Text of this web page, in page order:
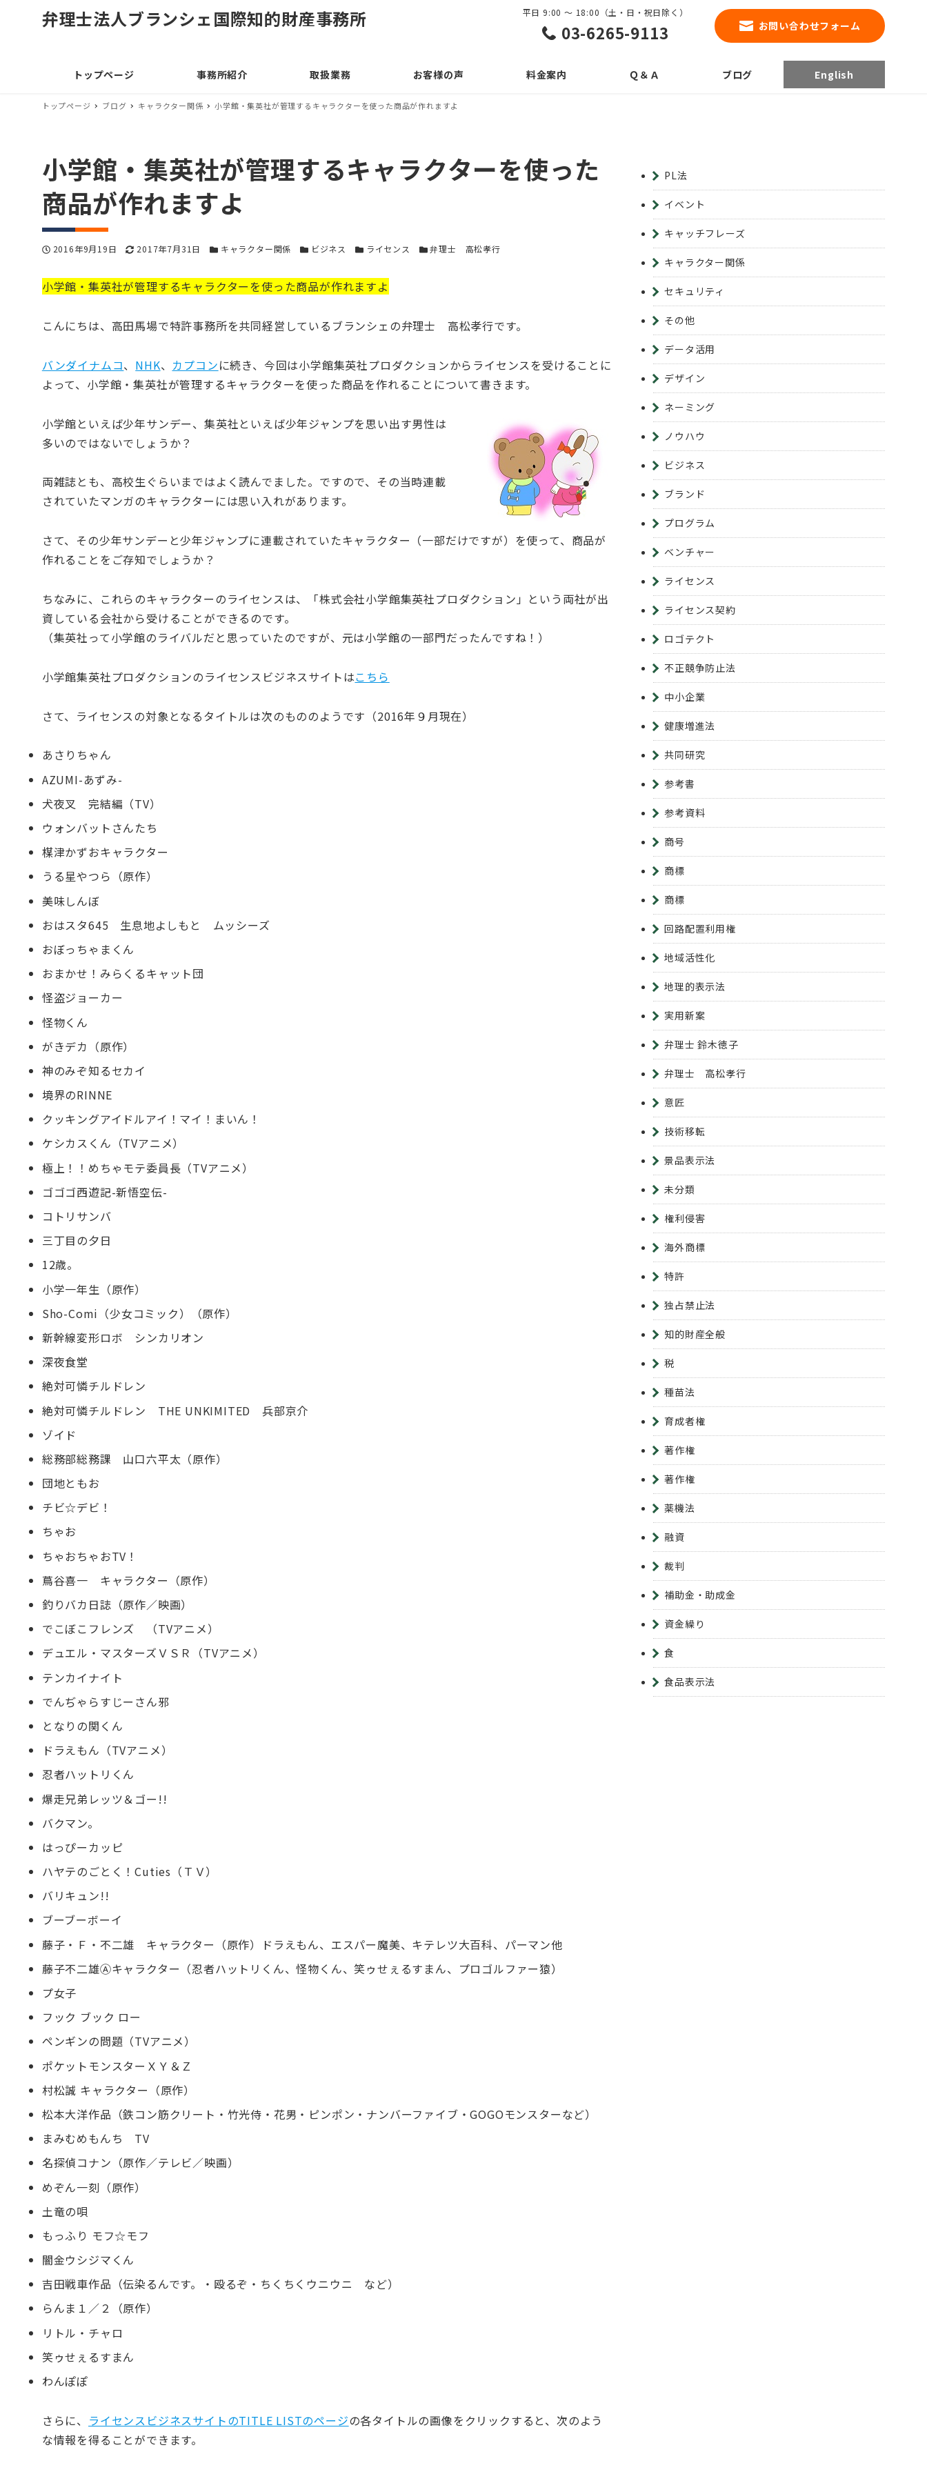
弁理士法人ブランシェ国際知的財産事務所
03-6265-9113
平日 9:00 ～ 18:00（土・日・祝日除く）
お問い合わせフォーム
トップページ 事務所紹介 取扱業務 お客様の声 料金案内 Ｑ＆Ａ ブログ English
トップページ ブログ キャラクター関係 小学館・集英社が管理するキャラクターを使った商品が作れますよ
小学館・集英社が管理するキャラクターを使った
商品が作れますよ
投稿日
2016年9月19日 更新日
2017年7月31日 カテゴリー
キャラクター関係 カテゴリー
ビジネス カテゴリー
ライセンス カテゴリー
弁理士 高松孝行
小学館・集英社が管理するキャラクターを使った商品が作れますよ
こんにちは、高田馬場で特許事務所を共同経営しているブランシェの弁理士 高松孝行です。
バンダイナムコ、 NHK、 カプコンに続き、今回は小学館集英社プロダクションからライセンスを受けることに
よって、小学館・集英社が管理するキャラクターを使った商品を作れることについて書きます。
小学館といえば少年サンデー、集英社といえば少年ジャンプを思い出す男性は
多いのではないでしょうか？
両雑誌とも、高校生ぐらいまではよく読んでました。ですので、その当時連載
されていたマンガのキャラクターには思い入れがあります。
さて、その少年サンデーと少年ジャンプに連載されていたキャラクター（一部だけですが）を使って、商品が
作れることをご存知でしょうか？
ちなみに、これらのキャラクターのライセンスは、「株式会社小学館集英社プロダクション」という両社が出
資している会社から受けることができるのです。
（集英社って小学館のライバルだと思っていたのですが、元は小学館の一部門だったんですね！）
小学館集英社プロダクションのライセンスビジネスサイトはこちら
さて、ライセンスの対象となるタイトルは次のもののようです（2016年９月現在）
あさりちゃん
AZUMI-あずみ-
犬夜叉 完結編（TV）
ウォンバットさんたち
楳津かずおキャラクター
うる星やつら（原作）
美味しんぼ
おはスタ645 生息地よしもと ムッシーズ
おぼっちゃまくん
おまかせ！みらくるキャット団
怪盗ジョーカー
怪物くん
がきデカ（原作）
神のみぞ知るセカイ
境界のRINNE
クッキングアイドルアイ！マイ！まいん！
ケシカスくん（TVアニメ）
極上！！めちゃモテ委員長（TVアニメ）
ゴゴゴ西遊記-新悟空伝-
コトリサンバ
三丁目の夕日
12歳。
小学一年生（原作）
Sho-Comi（少女コミック）（原作）
新幹線変形ロボ シンカリオン
深夜食堂
絶対可憐チルドレン
絶対可憐チルドレン THE UNKIMITED 兵部京介
ゾイド
総務部総務課 山口六平太（原作）
団地ともお
チビ☆デビ！
ちゃお
ちゃおちゃおTV！
蔦谷喜一 キャラクター（原作）
釣りバカ日誌（原作／映画）
でこぼこフレンズ （TVアニメ）
デュエル・マスターズＶＳＲ（TVアニメ）
テンカイナイト
でんぢゃらすじーさん邪
となりの関くん
ドラえもん（TVアニメ）
忍者ハットリくん
爆走兄弟レッツ＆ゴー!!
バクマン。
はっぴーカッピ
ハヤテのごとく！Cuties（ＴＶ）
バリキュン!!
ブーブーボーイ
藤子・Ｆ・不二雄 キャラクター（原作）ドラえもん、エスパー魔美、キテレツ大百科、パーマン他
藤子不二雄Ⓐキャラクター（忍者ハットリくん、怪物くん、笑ゥせぇるすまん、プロゴルファー猿）
プ女子
フック ブック ロー
ペンギンの問題（TVアニメ）
ポケットモンスターＸＹ＆Ｚ
村松誠 キャラクター（原作）
松本大洋作品（鉄コン筋クリート・竹光侍・花男・ピンポン・ナンバーファイブ・GOGOモンスターなど）
まみむめもんち TV
名探偵コナン（原作／テレビ／映画）
めぞん一刻（原作）
土竜の唄
もっふり モフ☆モフ
闇金ウシジマくん
吉田戦車作品（伝染るんです。・殴るぞ・ちくちくウニウニ など）
らんま１／２（原作）
リトル・チャロ
笑ゥせぇるすまん
わんぽぽ
さらに、 ライセンスビジネスサイトのTITLE LISTのページの各タイトルの画像をクリックすると、次のよう
な情報を得ることができます。
PL法
イベント
キャッチフレーズ
キャラクター関係
セキュリティ
その他
データ活用
デザイン
ネーミング
ノウハウ
ビジネス
ブランド
プログラム
ベンチャー
ライセンス
ライセンス契約
ロゴテクト
不正競争防止法
中小企業
健康増進法
共同研究
参考書
参考資料
商号
商標
商標
回路配置利用権
地域活性化
地理的表示法
実用新案
弁理士 鈴木徳子
弁理士 高松孝行
意匠
技術移転
景品表示法
未分類
権利侵害
海外商標
特許
独占禁止法
知的財産全般
税
種苗法
育成者権
著作権
著作権
薬機法
融資
裁判
補助金・助成金
資金繰り
食
食品表示法